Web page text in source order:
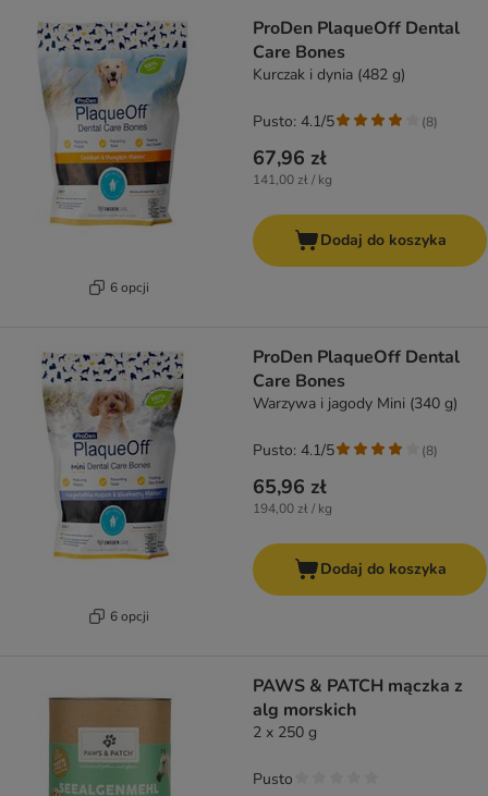
6 opcji
ProDen PlaqueOff Dental
Care Bones
Kurczak i dynia (482 g)
67,96 zł
141,00 zł / kg
Pusto: 4.1/5 (8)
Dodaj do koszyka
6 opcji
ProDen PlaqueOff Dental
Care Bones
Warzywa i jagody Mini (340 g)
65,96 zł
194,00 zł / kg
Pusto: 4.1/5 (8)
Dodaj do koszyka
PAWS & PATCH mączka z
alg morskich
2 x 250 g
Pusto